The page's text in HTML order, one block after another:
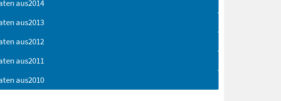
aus2014
aus2013
aus2012
aus2011
aus2010